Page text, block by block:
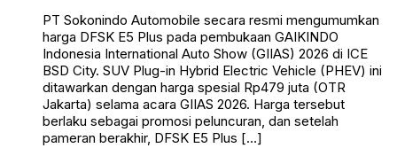
PT Sokonindo Automobile secara resmi mengumumkan
harga DFSK E5 Plus pada pembukaan GAIKINDO
Indonesia International Auto Show (GIIAS) 2026 di ICE
BSD City. SUV Plug-in Hybrid Electric Vehicle (PHEV) ini
ditawarkan dengan harga spesial Rp479 juta (OTR
Jakarta) selama acara GIIAS 2026. Harga tersebut
berlaku sebagai promosi peluncuran, dan setelah
pameran berakhir, DFSK E5 Plus […]